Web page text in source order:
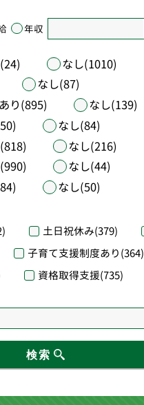
年収
なし(1010)
なし(87)
あり(895) なし(139)
なし(84)
なし(216)
なし(44)
なし(50)
土日祝休み(379)
子育て支援制度あり(364)
資格取得支援(735)
検索